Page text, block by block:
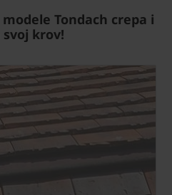
modele Tondach crepa i
krov!